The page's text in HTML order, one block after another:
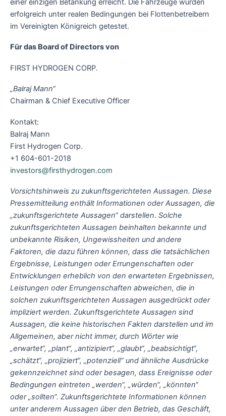
erfolgreich unter realen Bedingungen bei Flottenbetreibern
im Vereinigten Königreich getestet.
Für das Board of Directors von
FIRST HYDROGEN CORP.
„Balraj Mann“
Chairman & Chief Executive Officer
Kontakt:
Balraj Mann
First Hydrogen Corp.
+1 604-601-2018
investors@firsthydrogen.com
Vorsichtshinweis zu zukunftsgerichteten Aussagen. Diese
Pressemitteilung enthält Informationen oder Aussagen, die
„zukunftsgerichtete Aussagen“ darstellen. Solche
zukunftsgerichteten Aussagen beinhalten bekannte und
unbekannte Risiken, Ungewissheiten und andere
Faktoren, die dazu führen können, dass die tatsächlichen
Ergebnisse, Leistungen oder Errungenschaften oder
Entwicklungen erheblich von den erwarteten Ergebnissen,
Leistungen oder Errungenschaften abweichen, die in
solchen zukunftsgerichteten Aussagen ausgedrückt oder
impliziert werden. Zukunftsgerichtete Aussagen sind
Aussagen, die keine historischen Fakten darstellen und im
Allgemeinen, aber nicht immer, durch Wörter wie
„erwartet“, „plant“, „antizipiert“, „glaubt“, „beabsichtigt“,
„schätzt“, „projiziert“, „potenziell“ und ähnliche Ausdrücke
gekennzeichnet sind oder besagen, dass Ereignisse oder
Bedingungen eintreten „werden“, „würden“, „könnten“
oder „sollten“. Zukunftsgerichtete Informationen können
unter anderem Aussagen über den Betrieb, das Geschäft,